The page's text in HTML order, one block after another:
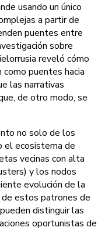
usando un único
a partir de
puentes entre
sobre
reveló cómo
puentes hacia
las narrativas
de otro modo, se
no solo de los
el ecosistema de
vecinas con alta
y los nodos
evolución de la
estos patrones de
distinguir las
oportunistas de